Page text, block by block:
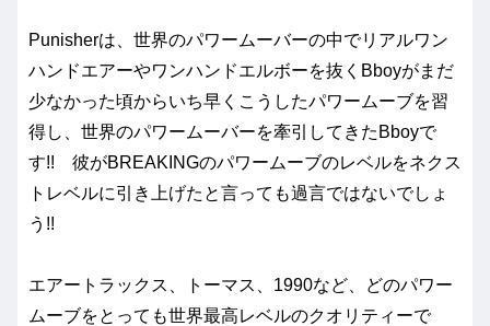
Punisherは、世界のパワームーバーの中でリアルワン
ハンドエアーやワンハンドエルボーを抜くBboyがまだ
少なかった頃からいち早くこうしたパワームーブを習
得し、世界のパワームーバーを牽引してきたBboyで
す!! 彼がBREAKINGのパワームーブのレベルをネクス
トレベルに引き上げたと言っても過言ではないでしょ
う!!
エアートラックス、トーマス、1990など、どのパワー
ムーブをとっても世界最高レベルのクオリティーで